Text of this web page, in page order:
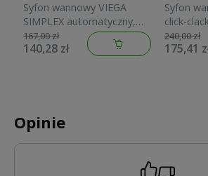
Syfon wannowy VIEGA
SIMPLEX automatyczny,
chrom 495121
167,00 zł
140,28 zł
Syfon
click-
HC2600CL
240,00 zł
175,41
Opinie